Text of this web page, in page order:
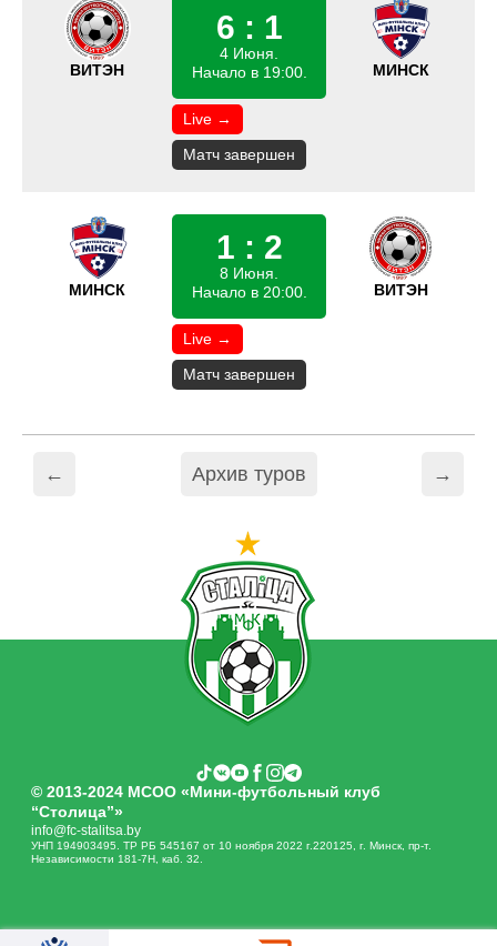
ВИТЭН
6 : 1
4 Июня.
Начало в 19:00.
Live →
Матч завершен
МИНСК
МИНСК
1 : 2
8 Июня.
Начало в 20:00.
Live →
Матч завершен
ВИТЭН
← Архив туров →
© 2013-2024 МСОО «Мини-футбольный клуб
“Столица”»
info@fc-stalitsa.by
УНП 194903495. ТР РБ 545167 от 10 ноября 2022 г.220125, г. Минск, пр-т.
Независимости 181-7Н, каб. 32.